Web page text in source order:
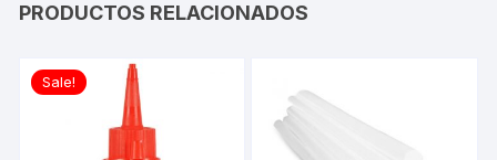
PRODUCTOS RELACIONADOS
Sale!